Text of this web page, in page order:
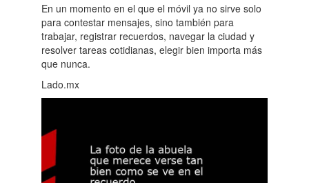
En un momento en el que el móvil ya no sirve solo
para contestar mensajes, sino también para
trabajar, registrar recuerdos, navegar la ciudad y
resolver tareas cotidianas, elegir bien importa más
que nunca.
Lado.mx